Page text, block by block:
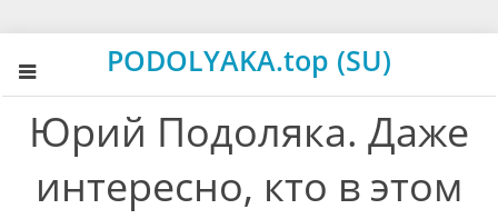
PODOLYAKA.top (SU)
Юрий Подоляка. Даже
интересно, кто в этом